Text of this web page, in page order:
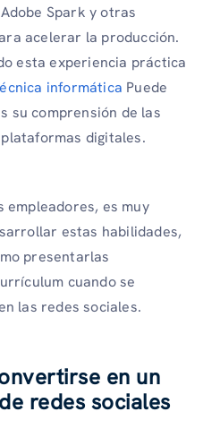
Spark y otras
acelerar la producción.
esta experiencia práctica
informática Puede
su comprensión de las
digitales.
empleadores, es muy
estas habilidades,
presentarlas
cuando se
las redes sociales.
en un
redes sociales